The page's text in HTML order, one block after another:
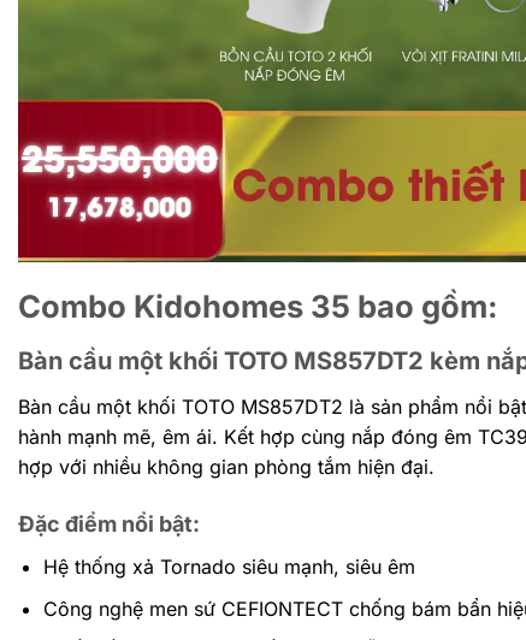
Combo Kidohomes 35 bao gồm:
Bàn cầu một khối TOTO MS857DT2 kèm
Bàn cầu một khối TOTO MS857DT2 là sản phẩm nổi
hành mạnh mẽ, êm ái. Kết hợp cùng nắp đóng êm
hợp với nhiều không gian phòng tắm hiện đại.
Đặc điểm nổi bật:
Hệ thống xả Tornado siêu mạnh, siêu êm
Công nghệ men sứ CEFIONTECT chống bám bẩn